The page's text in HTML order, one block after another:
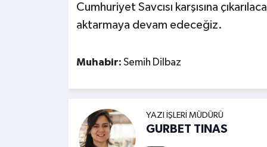
Cumhuriyet Savcısı karşısına
aktarmaya devam edeceğiz.
Muhabir: Semih Dilbaz
YAZI İŞLERI MÜDÜRÜ
GURBET TINAS